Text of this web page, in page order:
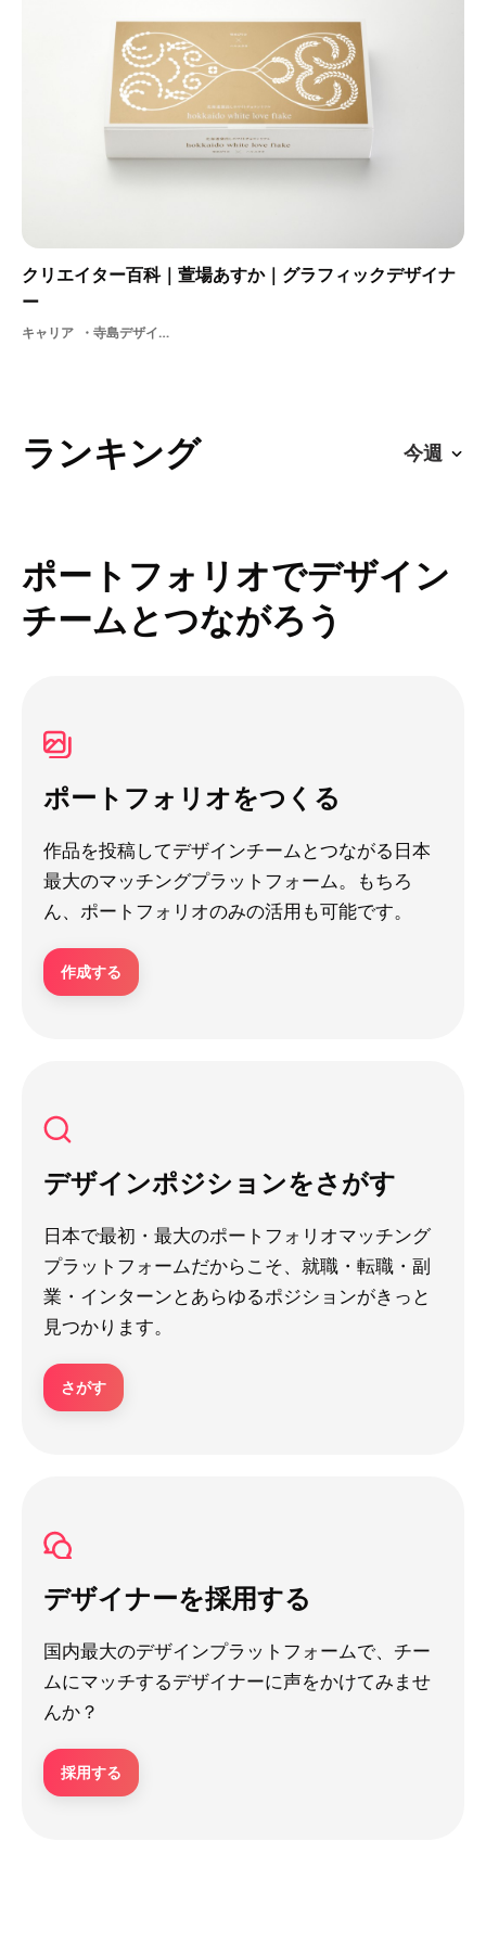
クリエイター百科｜萱場あすか｜グラフィックデザイナ
ー
キャリア 寺島デザイン制作室北海道ロゴグラフィックデザイン地方
ランキング
ポートフォリオでデザイン
チームとつながろう
ポートフォリオをつくる
作品を投稿してデザインチームとつながる日本
最大のマッチングプラットフォーム。もちろ
ん、ポートフォリオのみの活用も可能です。
作成する
デザインポジションをさがす
日本で最初・最大のポートフォリオマッチング
プラットフォームだからこそ、就職・転職・副
業・インターンとあらゆるポジションがきっと
見つかります。
さがす
デザイナーを採用する
国内最大のデザインプラットフォームで、チー
ムにマッチするデザイナーに声をかけてみませ
んか？
採用する